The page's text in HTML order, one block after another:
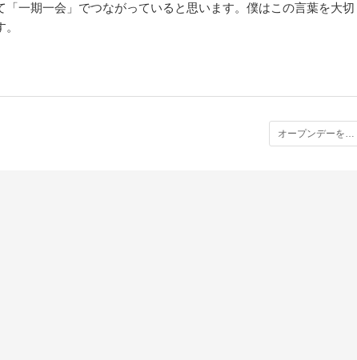
一期一会」でつながっていると思います。僕はこの言葉を大切
オープンデーを終えて